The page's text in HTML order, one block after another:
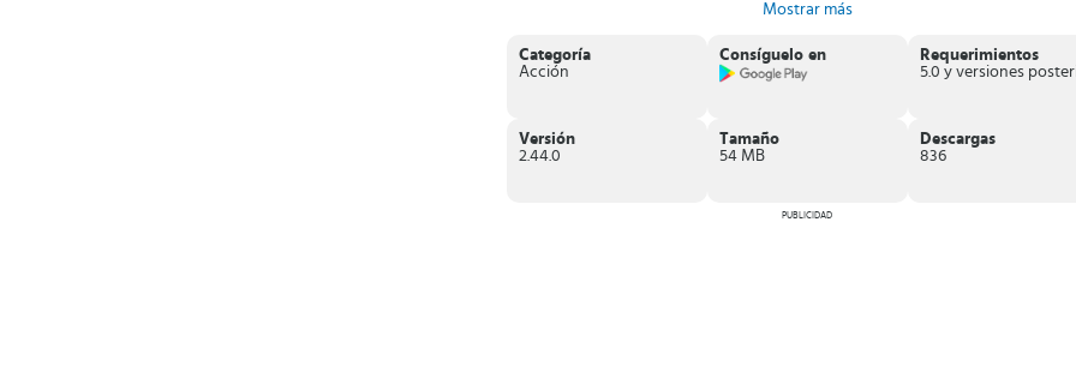
como para recién llegados que buscan una aventura divertida y adictiva.
Mostrar más
Categoría
Acción
Consíguelo en
Requerimientos
Versión
2.44.0
Tamaño
54 MB
Descargas
836
PUBLICIDAD